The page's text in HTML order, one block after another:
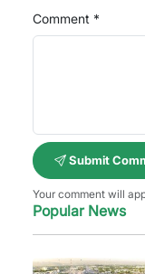
Comment *
Submit
Your comment will
Popular News